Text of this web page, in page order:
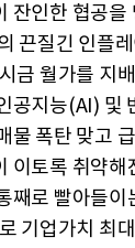
잔인한 협공을
끈질긴 인플
금 월가를 지
공지능(AI) 및
물 폭탄 맞고
이토록 취약해
째로 빨아들이
기업가치 최